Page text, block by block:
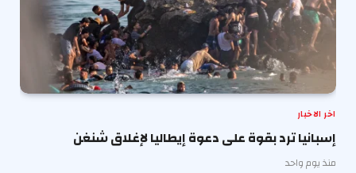
اخر الاخبار
إسبانيا ترد بقوة على دعوة إيطاليا لإغلاق شنغن
منذ يوم واحد